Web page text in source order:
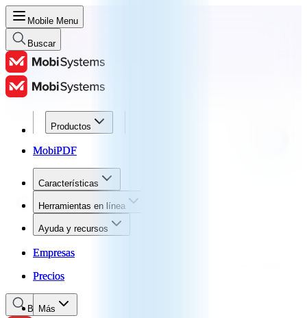
Mobile Menu
Buscar
Productos
MobiPDF
Características
Herramientas en línea
Ayuda y recursos
Empresas
Precios
Más
Productos
MobiPDF
Características
Herramientas en línea
Ayuda y recursos
Empresas
Precios
Buscar